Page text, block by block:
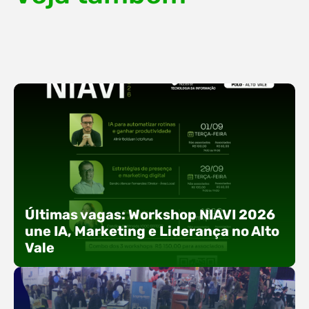
Últimas vagas: Workshop NIAVI 2026
une IA, Marketing e Liderança no Alto
Vale